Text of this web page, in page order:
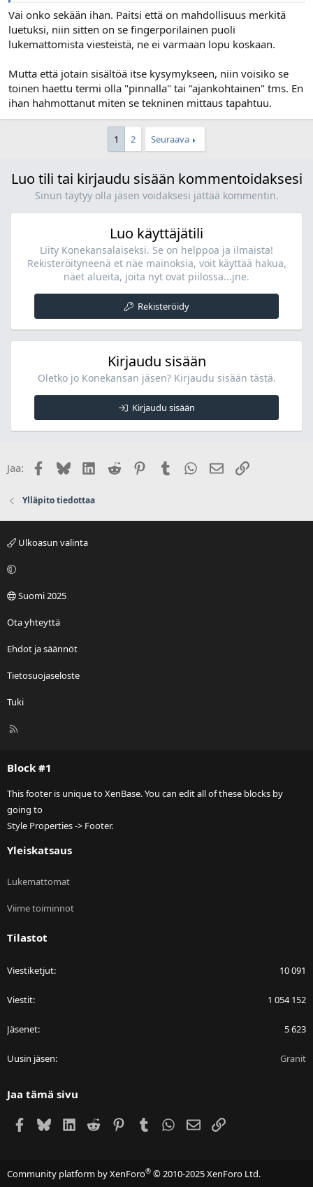
Vai onko sekään ihan. Paitsi että on mahdollisuus merkitä
luetuksi, niin sitten on se fingerporilainen puoli
lukemattomista viesteistä, ne ei varmaan lopu koskaan.
Mutta että jotain sisältöä itse kysymykseen, niin voisiko se
toinen haettu termi olla "pinnalla" tai "ajankohtainen" tms. En
ihan hahmottanut miten se tekninen mittaus tapahtuu.
1 2 Seuraava
Luo tili tai kirjaudu sisään kommentoidaksesi
Sinun täytyy olla jäsen voidaksesi jättää kommentin.
Luo käyttäjätili
Liity Konekansalaiseksi. Se on helppoa ja ilmaista!
Rekisteröityneenä et näe mainoksia, voit käyttää hakua,
näet alueita, joita nyt ovat piilossa...jne.
Rekisteröidy
Kirjaudu sisään
Oletko jo Konekansan jäsen? Kirjaudu sisään tästä.
Kirjaudu sisään
Jaa: Facebook
BlueskyLinkedIn
Reddit PinterestTumblr WhatsApp
Sähköposti
Linkki
Ylläpito tiedottaa
Ulkoasun valinta
Suomi 2025
Ota yhteyttä
Ehdot ja säännöt
Tietosuojaseloste
Tuki
R
Block #1
This footer is unique to XenBase. You can edit all of these blocks by
going to
Style Properties -> Footer.
Yleiskatsaus
Lukemattomat
Viime toiminnot
Tilastot
Viestiketjut 10 091
Viestit 1 054 152
Jäsenet 5 623
Uusin jäsen Granit
Jaa tämä sivu
Facebook
BlueskyLinkedIn
Reddit PinterestTumblr WhatsApp
Sähköposti
Linkki
Community platform by XenForo® © 2010-2025 XenForo Ltd.